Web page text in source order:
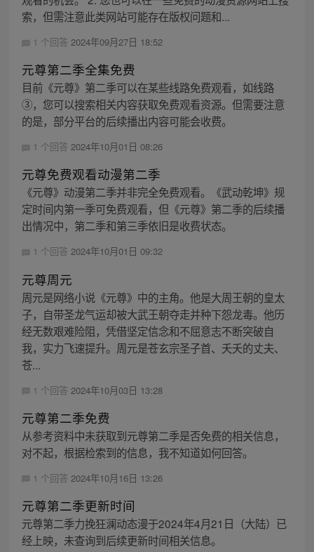
索，但需注意此类网站可能存在版权问题和...
1 个回答 2024年09月27日 18:52
元尊第二季全集免费
目前《元尊》第二季可以在某些线路免费观看，如线路
③，您可以搜索相关内容获取免费观看资源。但需要注意
的是，部分平台的后续播出内容可能会收费。
1 个回答 2024年10月01日 08:26
元尊免费观看动漫第二季
《元尊》动漫第二季并非完全免费观看。《武动乾坤》规
定时间内第一季可免费观看，但《元尊》第二季的后续播
出情况中，第二季和第三季依旧是收费状态。
1 个回答 2024年10月01日 09:32
元尊周元
周元是网络小说《元尊》中的主角。他是大周王朝的皇太
子，自带圣龙气运却被大武王朝夺走并种下怨龙毒。他历
经无数艰难险阻，凭借坚定信念和不屈意志不断突破自
我，实力飞速提升。周元是苍玄宗圣子首、夭夭的丈夫、
苍...
1 个回答 2024年10月03日 13:28
元尊第二季免费
从参考资料中未获取到元尊第二季是否免费的相关信息，
对不起，根据检索到的信息，我不知道如何回答。
1 个回答 2024年10月16日 13:26
元尊第二季更新时间
元尊第二季力挽狂澜动态漫于2024年4月21日（大陆）已
经上映，未查询到后续更新时间相关信息。